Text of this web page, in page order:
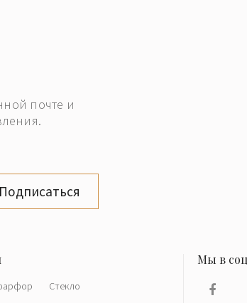
почте и
Подписаться
Стекло